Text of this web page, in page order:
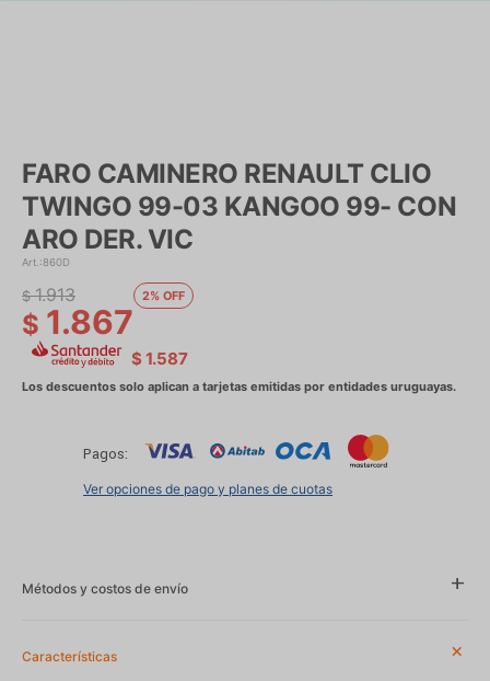
FARO CAMINERO RENAULT CLIO
TWINGO 99-03 KANGOO 99- CON
ARO DER. VIC
860D
$ 1.867
$ 1.913 2
$ 1.587
Pagos:
Ver opciones de pago y planes de cuotas
Métodos y costos de envío
Características